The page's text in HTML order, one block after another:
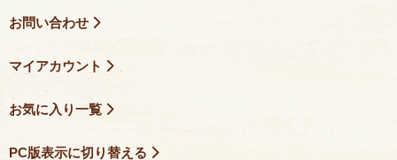
お問い合わせ
マイアカウント
お気に入り一覧
PC版表示に切り替える